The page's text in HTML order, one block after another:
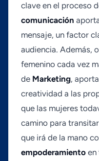
clave en el proceso
comunicación
mensaje, un factor
audiencia. Además,
femenino cada vez
de Marketing,
creatividad a las
que las mujeres
camino para
que irá de la mano
empoderamientoen